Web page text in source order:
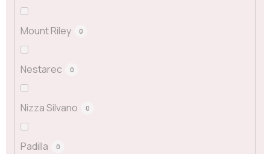
Mount Riley 0
Nestarec 0
Nizza Silvano 0
Padilla 0